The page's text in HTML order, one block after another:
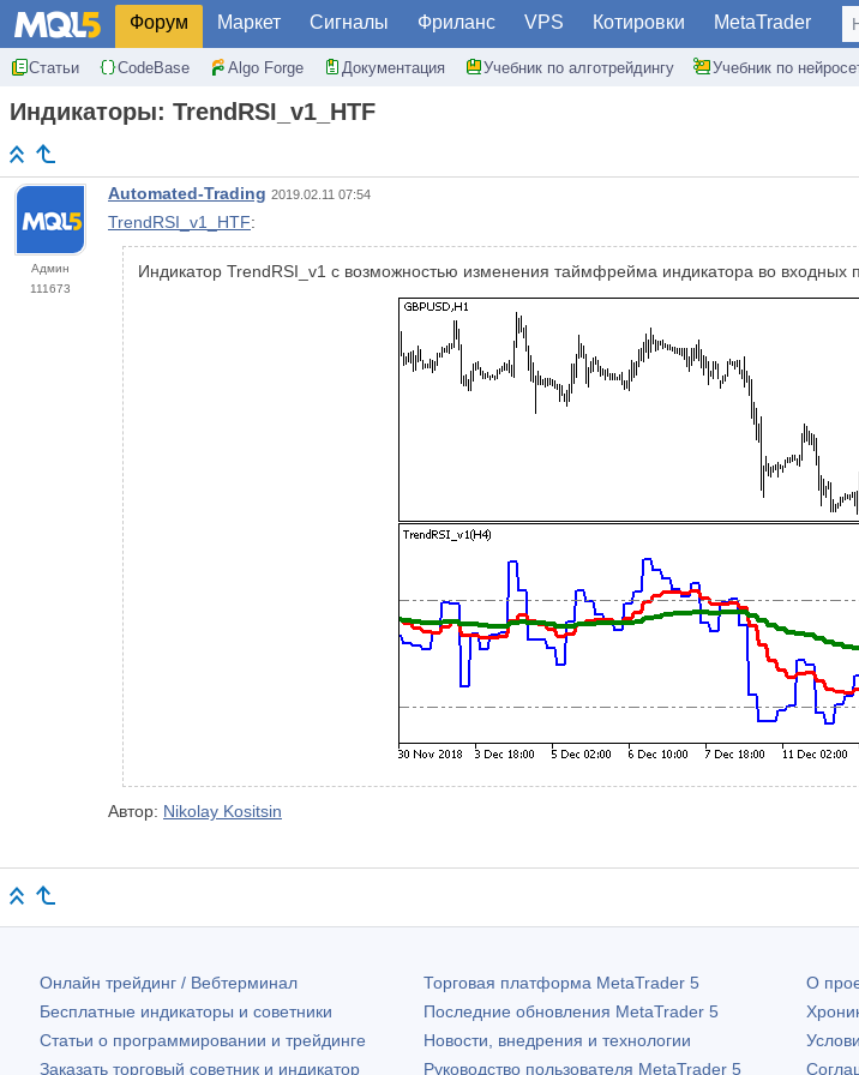
Форум Маркет Сигналы Фриланс VPS Котировки MetaTrader
Статьи CodeBase Algo Forge Документация Учебник по алготрейдингу Учебник по
Индикаторы: TrendRSI_v1_HTF
Админ
111673
Automated-Trading 2019.02.11 07:54
TrendRSI_v1_HTF:
Индикатор TrendRSI_v1 с возможностью изменения таймфрейма индикатора во входных
Автор: Nikolay Kositsin
Онлайн трейдинг / Вебтерминал
Бесплатные индикаторы и советники
Статьи о программировании и трейдинге
Заказать торговый советник и индикатор
Торговая платформа MetaTrader 5
Последние обновления MetaTrader 5
Новости, внедрения и технологии
Руководство пользователя MetaTrader 5
О